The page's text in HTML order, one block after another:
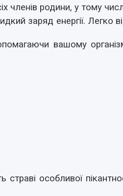
членів родини, у тому
заряд енергії. Легко
вашому
особливої